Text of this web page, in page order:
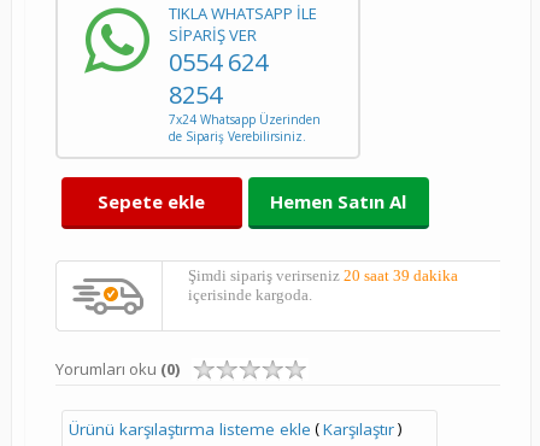
TIKLA WHATSAPP İLE
SİPARİŞ VER
0554 624
8254
7x24 Whatsapp Üzerinden
de Sipariş Verebilirsiniz.
Sepete ekle Hemen Satın Al
Şimdi sipariş verirseniz 20 saat 39 dakika
içerisinde kargoda.
Yorumları oku (0)
Ürünü karşılaştırma listeme ekle (Karşılaştır)